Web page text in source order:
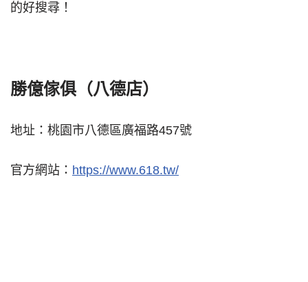
的好搜尋！
勝億傢俱（八德店）
地址：桃園市八德區廣福路457號
官方網站： https://www.618.tw/